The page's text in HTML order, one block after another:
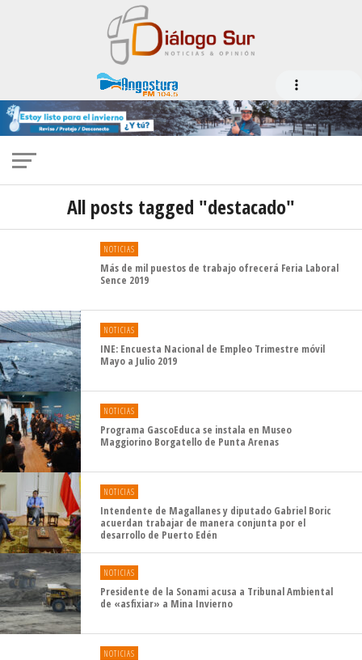
All posts tagged "destacado"
NOTICIAS
Más de mil puestos de trabajo ofrecerá Feria Laboral
Sence 2019
NOTICIAS
INE: Encuesta Nacional de Empleo Trimestre móvil
Mayo a Julio 2019
NOTICIAS
Programa GascoEduca se instala en Museo
Maggiorino Borgatello de Punta Arenas
NOTICIAS
Intendente de Magallanes y diputado Gabriel Boric
acuerdan trabajar de manera conjunta por el
desarrollo de Puerto Edén
NOTICIAS
Presidente de la Sonami acusa a Tribunal Ambiental
de «asfixiar» a Mina Invierno
NOTICIAS